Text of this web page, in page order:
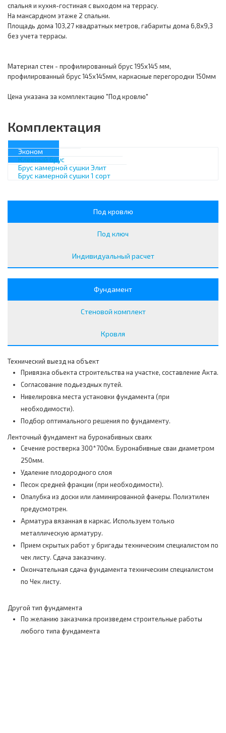
спальня и кухня-гостиная с выходом на террасу.
На мансардном этаже 2 спальни.
Площадь дома 103,27 квадратных метров, габариты дома 6,8х9,3
без учета террасы.
Материал стен - профилированный брус 195х145 мм,
профилированный брус 145х145мм, каркасные перегородки 150мм
Цена указана за комплектацию "Под кровлю"
Комплектация
Эконом
Клееный брус
Брус камерной сушки Элит
Брус камерной сушки 1 сорт
Под кровлю
Под ключ
Индивидуальный расчет
Фундамент
Стеновой комплект
Кровля
Технический выезд на объект
Привязка обьекта строительства на участке, составление Акта.
Согласование подьездных путей.
Нивелировка места установки фундамента (при
необходимости).
Подбор оптимального решения по фундаменту.
Ленточный фундамент на буронабивных сваях
Сечение ростверка 300*700м. Буронабивные сваи диаметром
250мм.
Удаление плодородного слоя
Песок средней фракции (при необходимости).
Опалубка из доски или ламинированной фанеры. Полиэтилен
предусмотрен.
Арматура вязанная в каркас. Используем только
металлическую арматуру.
Прием скрытых работ у бригады техническим специалистом по
чек листу. Сдача заказчику.
Окончательная сдача фундамента техническим специалистом
по Чек листу.
Другой тип фундамента
По желанию заказчика произведем строительные работы
любого типа фундамента